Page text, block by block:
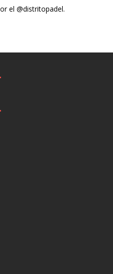
el @distritopadel.